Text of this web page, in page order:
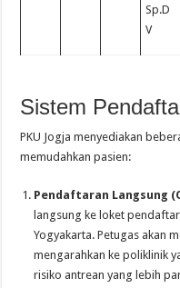
Sp.D
V
Sistem
PKU Jogja menyediakan
memudahkan pasien:
Pendaftaran Langsung
langsung ke loket
Yogyakarta. Petugas akan
mengarahkan ke poliklinik
risiko antrean yang lebih